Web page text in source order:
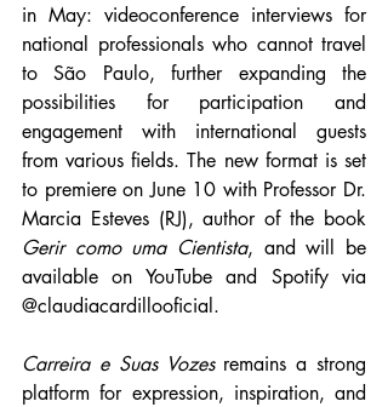
in May: videoconference interviews for
national professionals who cannot travel
to São Paulo, further expanding the
possibilities for participation and
engagement with international guests
from various fields. The new format is set
to premiere on June 10 with Professor Dr.
Gerir como uma Cientista, and will be
available on YouTube and Spotify via
@claudiacardillooficial.
Carreira e Suas Vozes remains a strong
platform for expression, inspiration, and